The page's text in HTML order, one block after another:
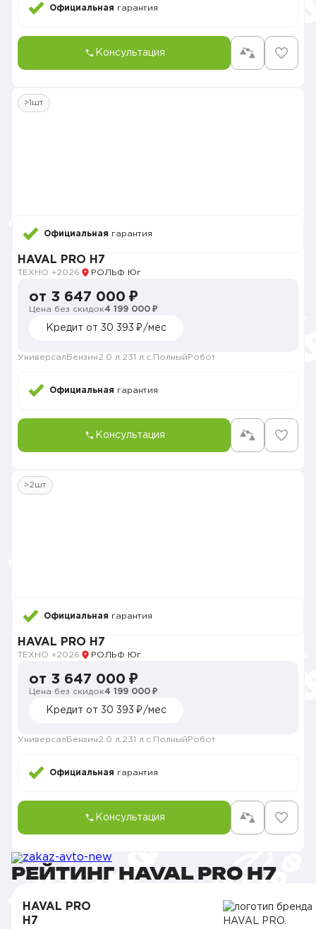
Официальная гарантия
Консультация
>1шт
Официальная гарантия
HAVAL PRO H7
ТЕХНО +2026 РОЛЬФ Юг
от 3 647 000 ₽
Цена без скидок4 199 000 ₽
Кредит от 30 393 ₽/мес
Универсал Бензин2.0 л. 231 л.с. Полный Робот
Официальная гарантия
Консультация
>2шт
Официальная гарантия
HAVAL PRO H7
ТЕХНО +2026 РОЛЬФ Юг
от 3 647 000 ₽
Цена без скидок4 199 000 ₽
Кредит от 30 393 ₽/мес
Универсал Бензин2.0 л. 231 л.с. Полный Робот
Официальная гарантия
Консультация
РЕЙТИНГ HAVAL PRO H7
HAVAL PRO
H7